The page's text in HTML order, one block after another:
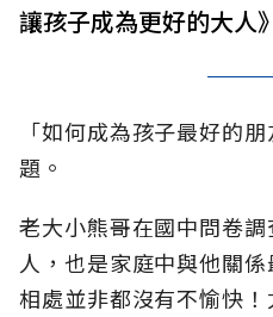
讓孩子成為更好的大人
「如何成為孩子最好的
題。
老大小熊哥在國中問卷
人，也是家庭中與他關
相處並非都沒有不愉快